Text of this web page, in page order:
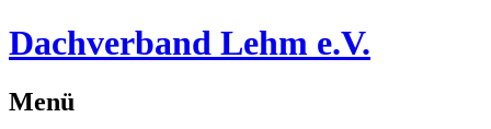
Dachverband Lehm e.V.
Menü